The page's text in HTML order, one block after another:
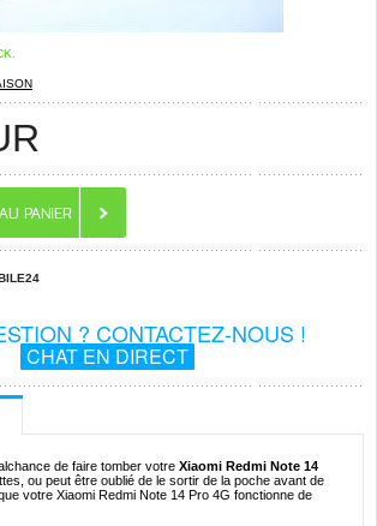
? CONTACTEZ-NOUS !
CHAT EN DIRECT
de faire tomber votre Xiaomi Redmi Note 14
ou peut être oublié de le sortir de la poche avant de
votre Xiaomi Redmi Note 14 Pro 4G fonctionne de